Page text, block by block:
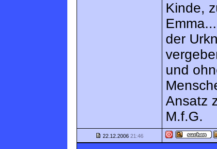
Kinde,
der
und
Ansatz
M.f.G.
22.12.200621:46